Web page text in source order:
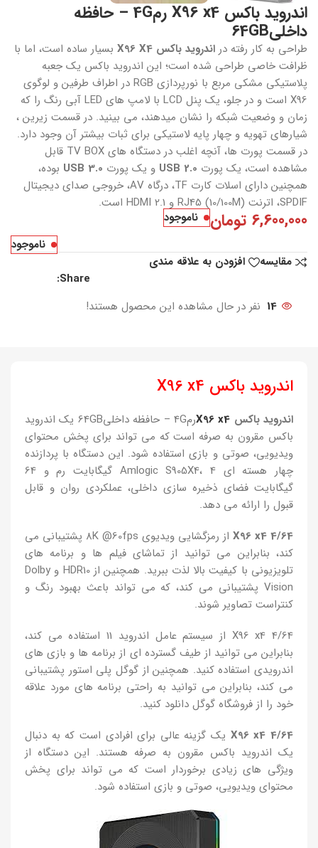
اندروید باکس X96 x4 رم4G – حافظه
داخلی64GB
طراحی به کار رفته دراندروید باکس X96 X4
بسیار ساده است، اما با
ظرافت خاصی طراحی شده است؛ این اندروید باکس یک جعبه
پلاستیکی مشکی مربع با نورپردازی RGB در اطراف طرفین و لوگوی
X96 است و در جلو، یک پنل LCD با لامپ های LED آبی رنگ را که
زمان و وضعیت شبکه را نشان میدهند، می بینید. در قسمت زیرین ،
شیارهای تهویه و چهار پایه لاستیکی برای ثبات بیشتر آن وجود دارد.
در قسمت پورت ها، آنچه اغلب در دستگاه های TV BOX قابل
مشاهده است، یک پورت USB 2.0 و یک پورت USB 3.0 بوده،
همچنین دارای اسلات کارت TF، درگاه AV، خروجی صدای دیجیتال
SPDIF، اترنت RJ45 (10/100M) و HDMI 2.1 است.
6,600,000 تومان
ناموجود
ناموجود
مقایسه
افزودن به علاقه مندی
Share:
14 نفر در حال مشاهده این محصول هستند!
اندروید باکس X96 x4
اندروید باکس X96 x4
رم4G – حافظه داخلی64GB یک اندروید
باکس مقرون به صرفه است که می تواند برای پخش محتوای
ویدیویی، صوتی و بازی استفاده شود. این دستگاه با پردازنده
چهار هسته ای Amlogic S905X4، 4 گیگابایت رم و 64
گیگابایت فضای ذخیره سازی داخلی، عملکردی روان و قابل
قبول را ارائه می دهد.
X96 x4 4/64
از رمزگشایی ویدیوی 8K @60fps پشتیبانی می
کند، بنابراین می توانید از تماشای فیلم ها و برنامه های
تلویزیونی با کیفیت بالا لذت ببرید. همچنین از HDR10 و Dolby
Vision پشتیبانی می کند، که می تواند باعث بهبود رنگ و
کنتراست تصاویر شوند.
X96 x4 4/64 از سیستم عامل اندروید 11 استفاده می کند،
بنابراین می توانید از طیف گسترده ای از برنامه ها و بازی های
اندرویدی استفاده کنید. همچنین از گوگل پلی استور پشتیبانی
می کند، بنابراین می توانید به راحتی برنامه های مورد علاقه
خود را از فروشگاه گوگل دانلود کنید.
X96 x4 4/64 یک گزینه عالی برای افرادی است که به دنبال
یک اندروید باکس مقرون به صرفه هستند. این دستگاه از
ویژگی های زیادی برخوردار است که می تواند برای پخش
محتوای ویدیویی، صوتی و بازی استفاده شود.